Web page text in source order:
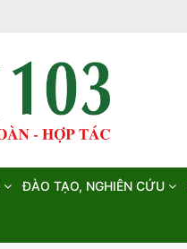
ĐÀO TẠO, NGHIÊN CỨU